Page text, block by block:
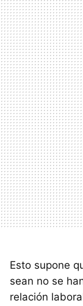
Esto supone
sean no se
relación